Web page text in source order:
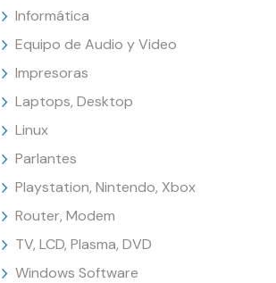
Informática
Equipo de Audio y Video
Impresoras
Laptops, Desktop
Linux
Parlantes
Playstation, Nintendo, Xbox
Router, Modem
TV, LCD, Plasma, DVD
Windows Software